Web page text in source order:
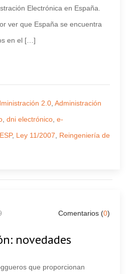
Electrónica en España.
ver que España se encuentra
en el […]
2.0 Administración
dni electrónico e-
, Ley 11/2007
Reingeniería de
Comentarios (0)
novedades
que proporcionan